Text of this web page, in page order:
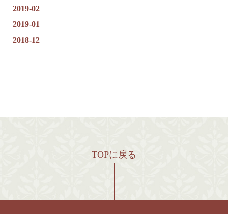
2019-02
2019-01
2018-12
TOPに戻る